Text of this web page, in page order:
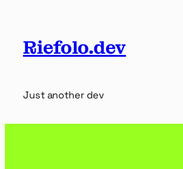
Riefolo.dev
Just another dev